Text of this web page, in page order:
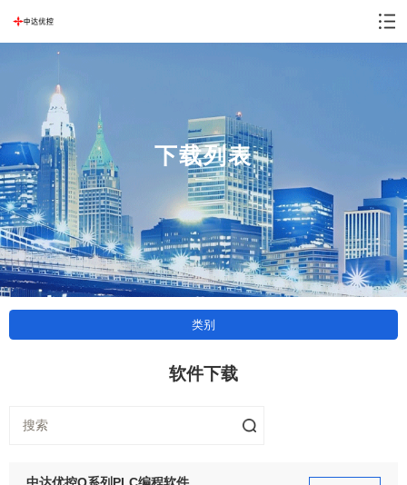
下载列表
类别
软件下载